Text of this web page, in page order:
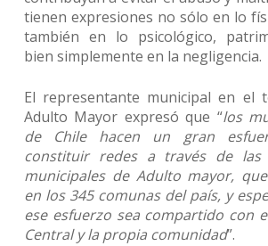
tienen expresiones no sólo en lo
también en lo psicológico,
bien simplemente en la negligencia.
El representante municipal en el
Adulto Mayor expresó que “los
de Chile hacen un gran
constituir redes a través de las
municipales de Adulto mayor,
en los 345 comunas del país, y
ese esfuerzo sea compartido con
Central y la propia comunidad”.